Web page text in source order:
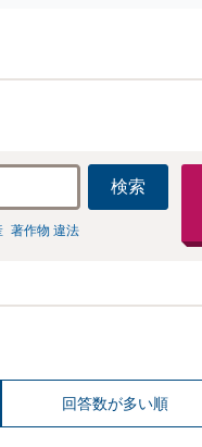
検索
著作物 違法
回答数が多い順